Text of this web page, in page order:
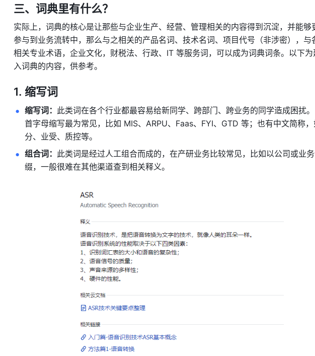
三、词典里有什么？
实际上，词典的核心是让那些与企业生产、经营、管理相关的内容得到沉淀，并能够
参与到业务流转中，那么与之相关的产品名词、技术名词、项目代号（非涉密），与
相关专业术语，企业文化，财税法、行政、IT 等服务词，可以成为词典词条。以下为
入词典的内容，供参考。
缩写词
缩写词： 此类词在各个行业都最容易给新同学、跨部门、跨业务的同学造成困扰
首字母缩写最为常见，比如 MIS、ARPU、Faas、FYI、GTD 等；也有中文简称
分、业受、质控等。
组合词： 此类词是经过人工组合而成的，在产研业务比较常见，比如以公司或业
缀，一般很难在其他渠道查到相关释义。